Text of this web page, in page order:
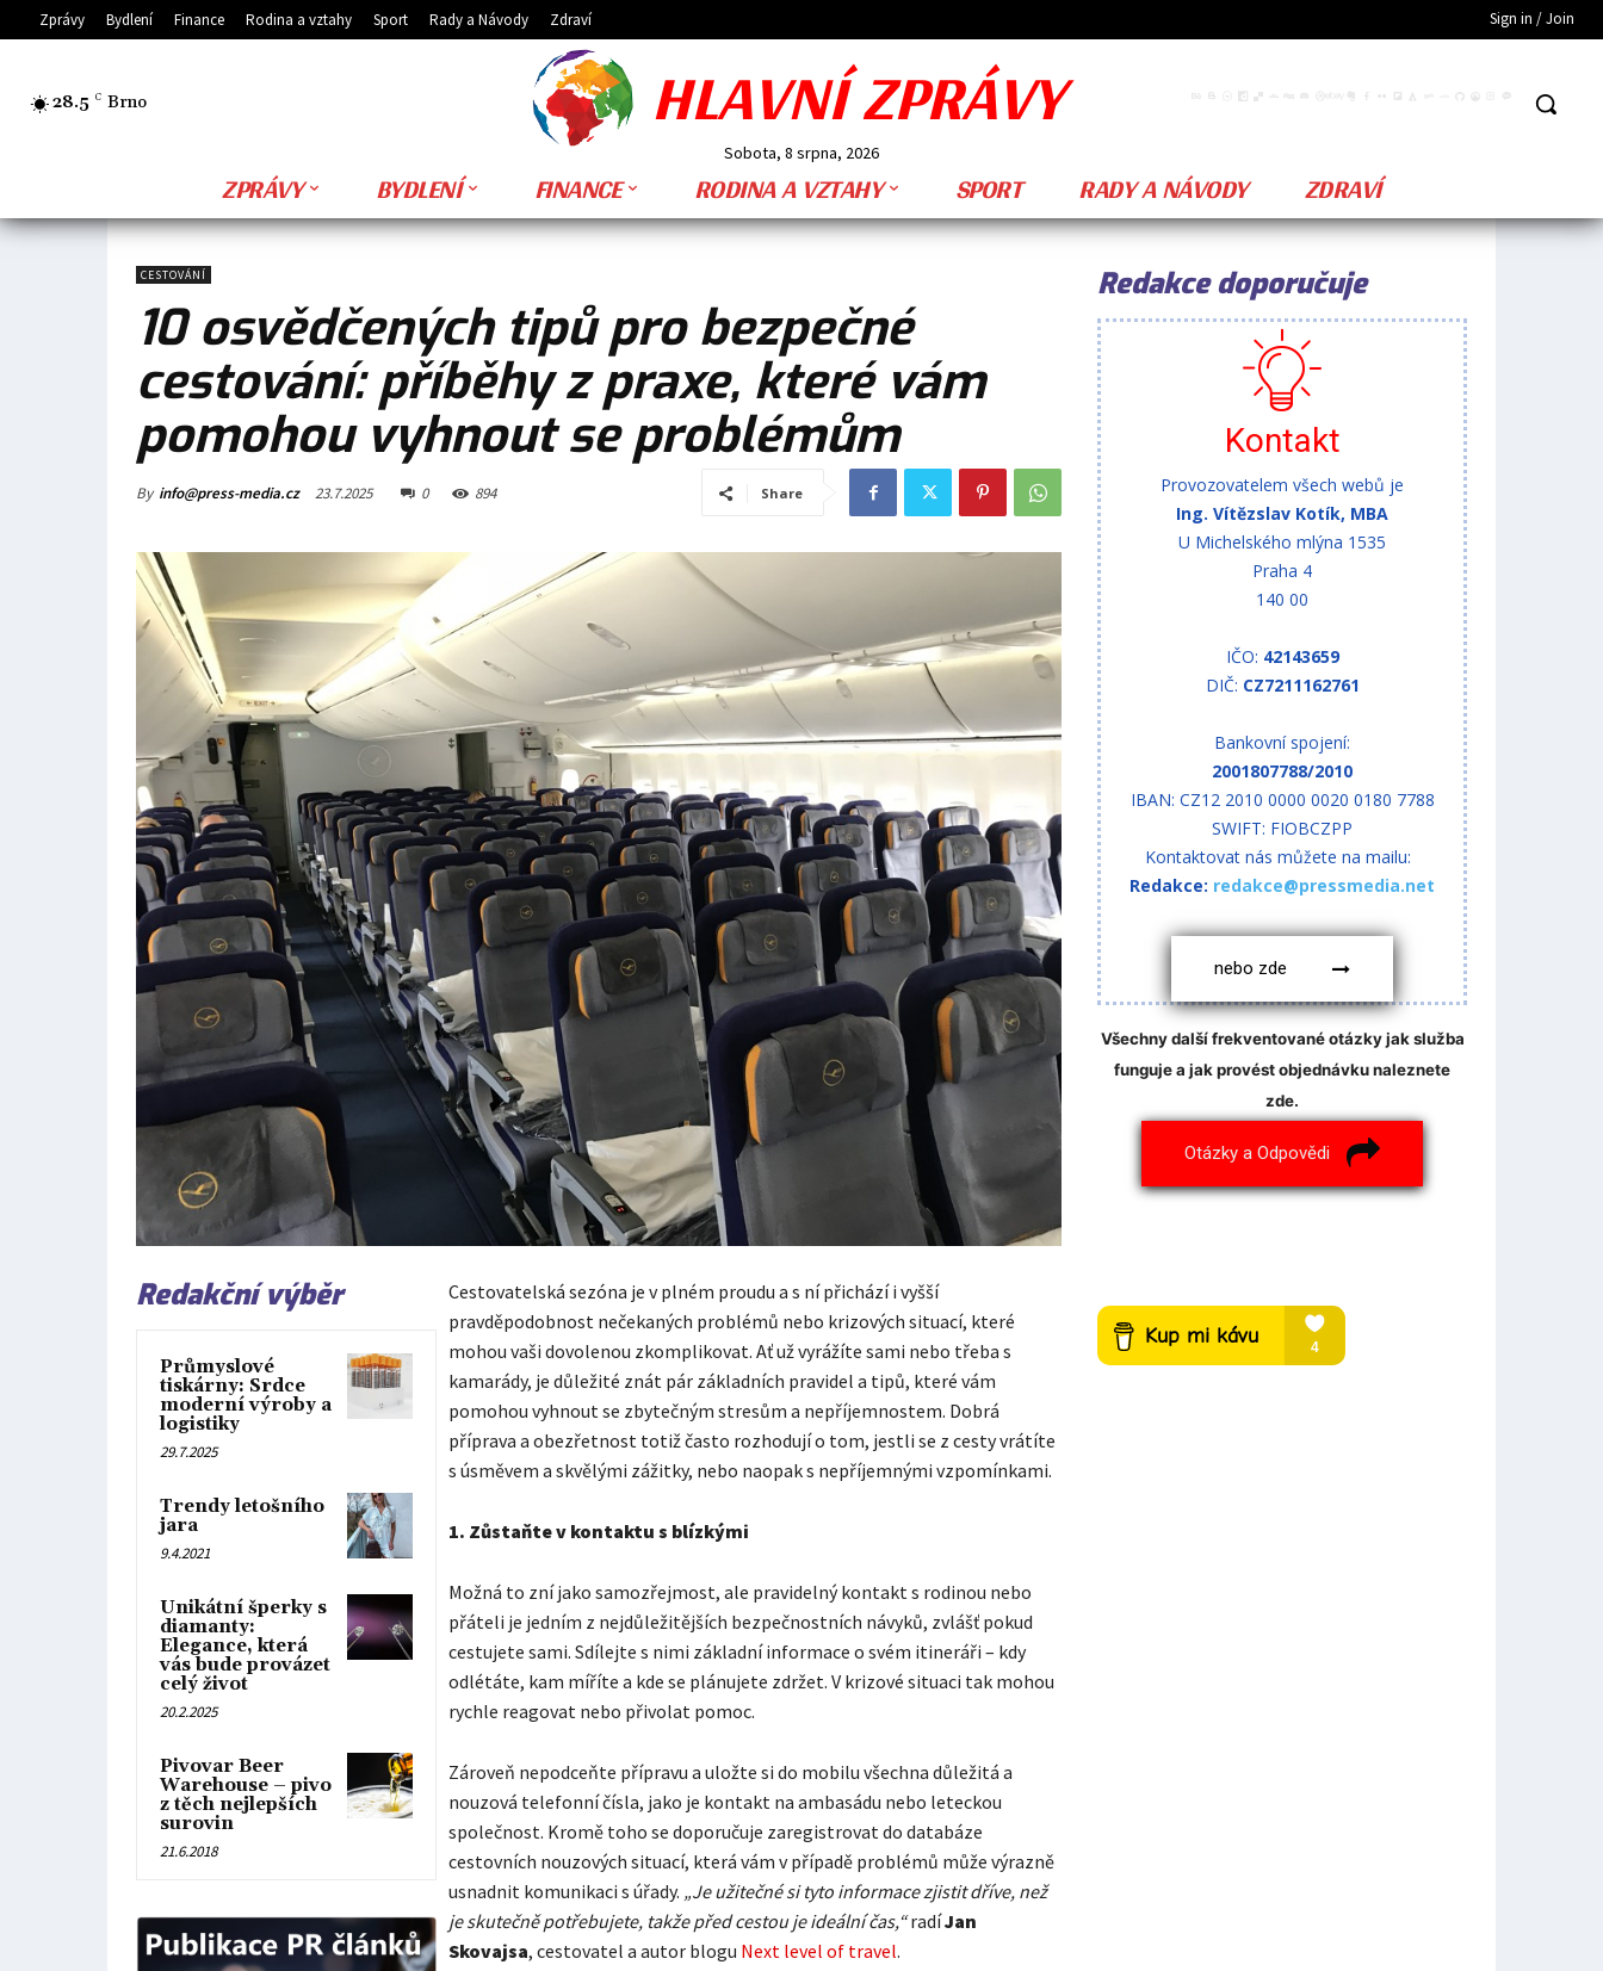
Zprávy Bydlení Finance Rodina a vztahy Sport Rady a Návody Zdraví Sign in / Join
28.5 C Brno HLAVNÍ ZPRÁVY
Sobota, 8 srpna, 2026
ZPRÁVY BYDLENÍ FINANCE RODINA A VZTAHY SPORT RADY A NÁVODY ZDRAVÍ
CESTOVÁNÍ
10 osvědčených tipů pro bezpečné
cestování: příběhy z praxe, které vám
pomohou vyhnout se problémům
By info@press-media.cz 23.7.2025 0 894 Share
Redakční výběr
Průmyslové
tiskárny: Srdce
moderní výroby a
logistiky
29.7.2025
Trendy letošního
jara
9.4.2021
Unikátní šperky s
diamanty:
Elegance, která
vás bude provázet
celý život
20.2.2025
Pivovar Beer
Warehouse – pivo
z těch nejlepších
surovin
21.6.2018
Cestovatelská sezóna je v plném proudu a s ní přichází i vyšší
pravděpodobnost nečekaných problémů nebo krizových situací, které
mohou vaši dovolenou zkomplikovat. Ať už vyrážíte sami nebo třeba s
kamarády, je důležité znát pár základních pravidel a tipů, které vám
pomohou vyhnout se zbytečným stresům a nepříjemnostem. Dobrá
příprava a obezřetnost totiž často rozhodují o tom, jestli se z cesty vrátíte
s úsměvem a skvělými zážitky, nebo naopak s nepříjemnými vzpomínkami.
1. Zůstaňte v kontaktu s blízkými
Možná to zní jako samozřejmost, ale pravidelný kontakt s rodinou nebo
přáteli je jedním z nejdůležitějších bezpečnostních návyků, zvlášť pokud
cestujete sami. Sdílejte s nimi základní informace o svém itineráři – kdy
odlétáte, kam míříte a kde se plánujete zdržet. V krizové situaci tak mohou
rychle reagovat nebo přivolat pomoc.
Zároveň nepodceňte přípravu a uložte si do mobilu všechna důležitá a
nouzová telefonní čísla, jako je kontakt na ambasádu nebo leteckou
společnost. Kromě toho se doporučuje zaregistrovat do databáze
cestovních nouzových situací, která vám v případě problémů může výrazně
usnadnit komunikaci s úřady. „Je užitečné si tyto informace zjistit dříve, než
je skutečně potřebujete, takže před cestou je ideální čas,“radíJan
Skovajsa, cestovatel a autor blogu Next level of travel.
Redakce doporučuje
Kontakt
Provozovatelem všech webů je
Ing. Vítězslav Kotík, MBA
U Michelského mlýna 1535
Praha 4
140 00
IČO: 42143659
DIČ: CZ7211162761
Bankovní spojení:
2001807788/2010
IBAN: CZ12 2010 0000 0020 0180 7788
SWIFT: FIOBCZPP
Kontaktovat nás můžete na mailu:
Redakce: redakce@pressmedia.net
nebo zde
Všechny další frekventované otázky jak služba
funguje a jak provést objednávku naleznete
zde.
Otázky a Odpovědi